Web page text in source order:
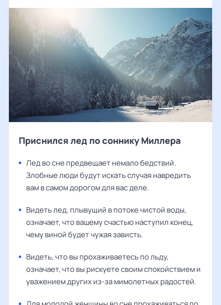
Приснился лед по соннику Миллера
Лед во сне предвещает немало бедствий.
Злобные люди будут искать случая навредить
вам в самом дорогом для вас деле.
Видеть лед, плывущий в потоке чистой воды,
означает, что вашему счастью наступил конец,
чему виной будет чужая зависть.
Видеть, что вы прохаживаетесь по льду,
означает, что вы рискуете своим спокойствием и
уважением других из-за мимолетных радостей.